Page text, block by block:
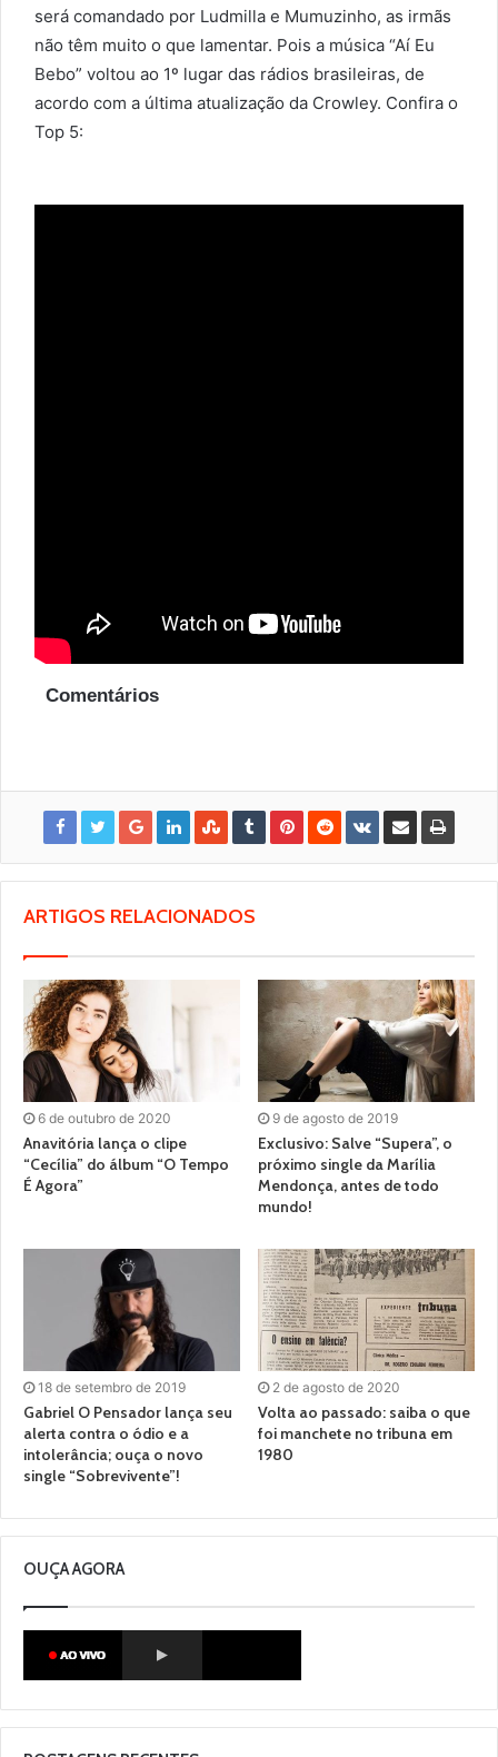
será comandado por Ludmilla e Mumuzinho, as irmãs
não têm muito o que lamentar. Pois a música “Aí Eu
Bebo” voltou ao 1º lugar das rádios brasileiras, de
acordo com a última atualização da Crowley. Confira o
Top 5:
Comentários
ARTIGOS RELACIONADOS
6 de outubro de 2020
Anavitória lança o clipe
“Cecília” do álbum “O Tempo
É Agora”
9 de agosto de 2019
Exclusivo: Salve “Supera”, o
próximo single da Marília
Mendonça, antes de todo
mundo!
18 de setembro de 2019
Gabriel O Pensador lança seu
alerta contra o ódio e a
intolerância; ouça o novo
single “Sobrevivente”!
2 de agosto de 2020
Volta ao passado: saiba o que
foi manchete no tribuna em
1980
OUÇA AGORA